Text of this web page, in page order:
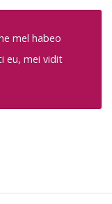
mel habeo
eu, mei vidit